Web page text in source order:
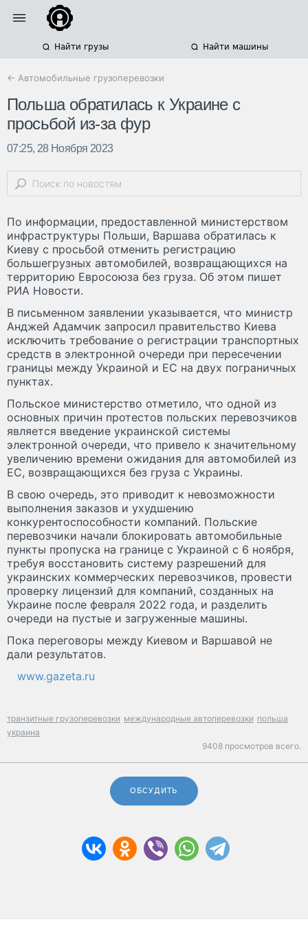
Найти грузы Найти машины
← Автомобильные грузоперевозки
Польша обратилась к Украине с
просьбой из-за фур
07:25, 28 Ноября 2023
По информации, предоставленной министерством
инфраструктуры Польши, Варшава обратилась к
Киеву с просьбой отменить регистрацию
большегрузных автомобилей, возвращающихся на
территорию Евросоюза без груза. Об этом пишет
РИА Новости.
В письменном заявлении указывается, что министр
Анджей Адамчик запросил правительство Киева
исключить требование о регистрации транспортных
средств в электронной очереди при пересечении
границы между Украиной и ЕС на двух пограничных
пунктах.
Польское министерство отметило, что одной из
основных причин протестов польских перевозчиков
является введение украинской системы
электронной очереди, что привело к значительному
увеличению времени ожидания для автомобилей из
ЕС, возвращающихся без груза с Украины.
В свою очередь, это приводит к невозможности
выполнения заказов и ухудшению
конкурентоспособности компаний. Польские
перевозчики начали блокировать автомобильные
пункты пропуска на границе с Украиной с 6 ноября,
требуя восстановить систему разрешений для
украинских коммерческих перевозчиков, провести
проверку лицензий для компаний, созданных на
Украине после февраля 2022 года, и разделить
очереди на пустые и загруженные машины.
Пока переговоры между Киевом и Варшавой не
дали результатов.
www.gazeta.ru
транзитные грузоперевозки международные автоперевозки польша
украина
9408 просмотров всего.
ОБСУДИТЬ